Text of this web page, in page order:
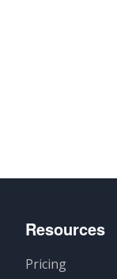
Resources
Pricing